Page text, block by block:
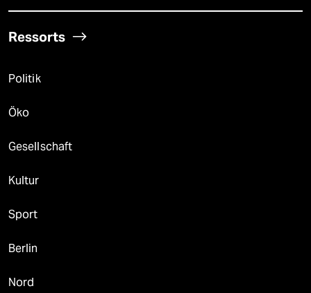
Ressorts
Politik
Öko
Gesellschaft
Kultur
Sport
Berlin
Nord